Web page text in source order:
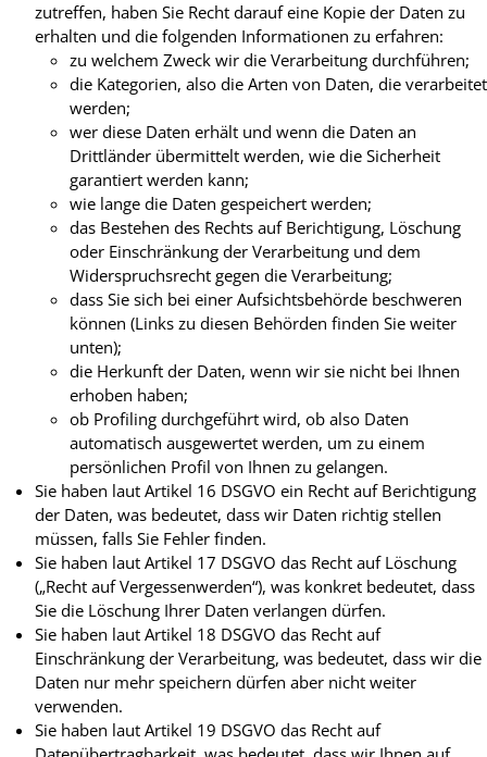
zutreffen, haben Sie Recht darauf eine Kopie der Daten zu
erhalten und die folgenden Informationen zu erfahren:
zu welchem Zweck wir die Verarbeitung durchführen;
die Kategorien, also die Arten von Daten, die verarbeitet
werden;
wer diese Daten erhält und wenn die Daten an
Drittländer übermittelt werden, wie die Sicherheit
garantiert werden kann;
wie lange die Daten gespeichert werden;
das Bestehen des Rechts auf Berichtigung, Löschung
oder Einschränkung der Verarbeitung und dem
Widerspruchsrecht gegen die Verarbeitung;
dass Sie sich bei einer Aufsichtsbehörde beschweren
können (Links zu diesen Behörden finden Sie weiter
unten);
die Herkunft der Daten, wenn wir sie nicht bei Ihnen
erhoben haben;
ob Profiling durchgeführt wird, ob also Daten
automatisch ausgewertet werden, um zu einem
persönlichen Profil von Ihnen zu gelangen.
Sie haben laut Artikel 16 DSGVO ein Recht auf Berichtigung
der Daten, was bedeutet, dass wir Daten richtig stellen
müssen, falls Sie Fehler finden.
Sie haben laut Artikel 17 DSGVO das Recht auf Löschung
(„Recht auf Vergessenwerden“), was konkret bedeutet, dass
Sie die Löschung Ihrer Daten verlangen dürfen.
Sie haben laut Artikel 18 DSGVO das Recht auf
Einschränkung der Verarbeitung, was bedeutet, dass wir die
Daten nur mehr speichern dürfen aber nicht weiter
verwenden.
Sie haben laut Artikel 19 DSGVO das Recht auf